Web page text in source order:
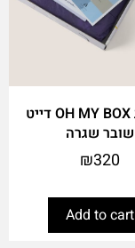
קופסת OH MY BOX דייט
שובר שגרה
₪320
Add to cart